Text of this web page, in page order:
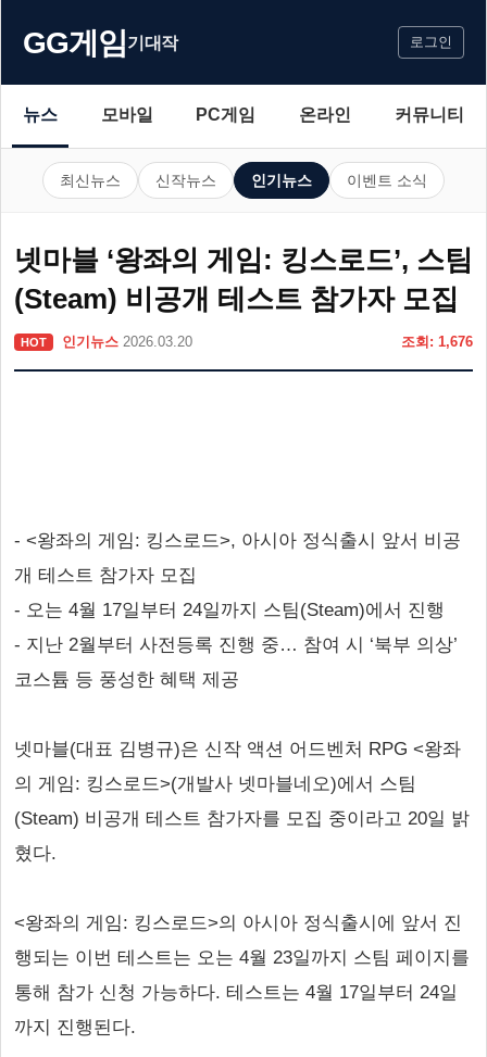
GG게임기대작 로그인
뉴스 모바일 PC게임 온라인 커뮤니티
최신뉴스 신작뉴스 인기뉴스 이벤트 소식
넷마블 ‘왕좌의 게임: 킹스로드’, 스팀
(Steam) 비공개 테스트 참가자 모집
HOT 인기뉴스 2026.03.20 조회: 1,676
- <왕좌의 게임: 킹스로드>, 아시아 정식출시 앞서 비공
개 테스트 참가자 모집
- 오는 4월 17일부터 24일까지 스팀(Steam)에서 진행
- 지난 2월부터 사전등록 진행 중… 참여 시 ‘북부 의상’
코스튬 등 풍성한 혜택 제공
넷마블(대표 김병규)은 신작 액션 어드벤처 RPG <왕좌
의 게임: 킹스로드>(개발사 넷마블네오)에서 스팀
(Steam) 비공개 테스트 참가자를 모집 중이라고 20일 밝
혔다.
<왕좌의 게임: 킹스로드>의 아시아 정식출시에 앞서 진
행되는 이번 테스트는 오는 4월 23일까지 스팀 페이지를
통해 참가 신청 가능하다. 테스트는 4월 17일부터 24일
까지 진행된다.